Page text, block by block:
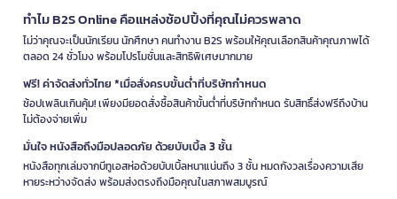
ทำไม B2S Online คือแหล่งช้อปปิ้งที่คุณไม่ควรพลาด
ไม่ว่าคุณจะเป็นนักเรียน นักศึกษา คนทำงาน B2S พร้อมให้คุณเลือกสินค้าคุณภาพได้
ตลอด 24 ชั่วโมง พร้อมโปรโมชั่นและสิทธิพิเศษมากมาย
ฟรี! ค่าจัดส่งทั่วไทย *เมื่อสั่งครบขั้นต่ำที่บริษัทกำหนด
ช้อปเพลินเกินคุ้ม! เพียงมียอดสั่งซื้อสินค้าขั้นต่ำที่บริษัทกำหนด รับสิทธิ์ส่งฟรีถึงบ้าน
ไม่ต้องจ่ายเพิ่ม
มั่นใจ หนังสือถึงมือปลอดภัย ด้วยบับเบิ้ล 3 ชั้น
หนังสือทุกเล่มจากบีทูเอสห่อด้วยบับเบิ้ลหนาแน่นถึง 3 ชั้น หมดกังวลเรื่องความเสีย
หายระหว่างจัดส่ง พร้อมส่งตรงถึงมือคุณในสภาพสมบูรณ์